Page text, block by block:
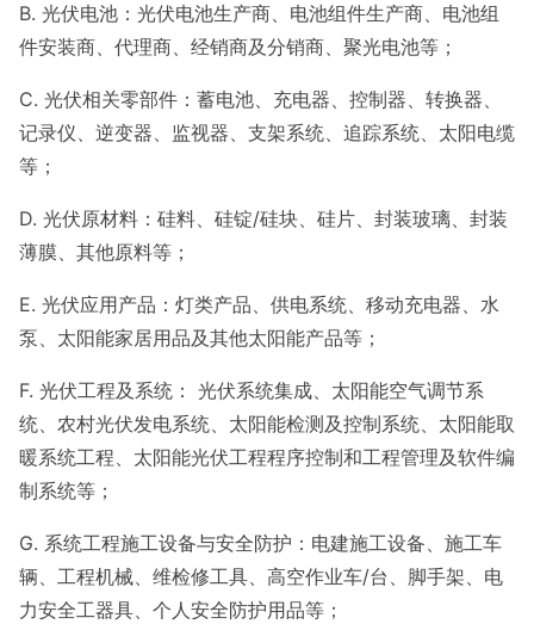
B. 光伏电池：光伏电池生产商、电池组件生产商、电池组
件安装商、代理商、经销商及分销商、聚光电池等；
C. 光伏相关零部件：蓄电池、充电器、控制器、转换器、
记录仪、逆变器、监视器、支架系统、追踪系统、太阳电缆
等；
D. 光伏原材料：硅料、硅锭/硅块、硅片、封装玻璃、封装
薄膜、其他原料等；
E. 光伏应用产品：灯类产品、供电系统、移动充电器、水
泵、太阳能家居用品及其他太阳能产品等；
F. 光伏工程及系统： 光伏系统集成、太阳能空气调节系
统、农村光伏发电系统、太阳能检测及控制系统、太阳能取
暖系统工程、太阳能光伏工程程序控制和工程管理及软件编
制系统等；
G. 系统工程施工设备与安全防护：电建施工设备、施工车
辆、工程机械、维检修工具、高空作业车/台、脚手架、电
力安全工器具、个人安全防护用品等；